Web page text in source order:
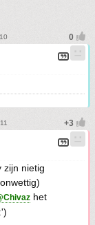
zijn nietig
het